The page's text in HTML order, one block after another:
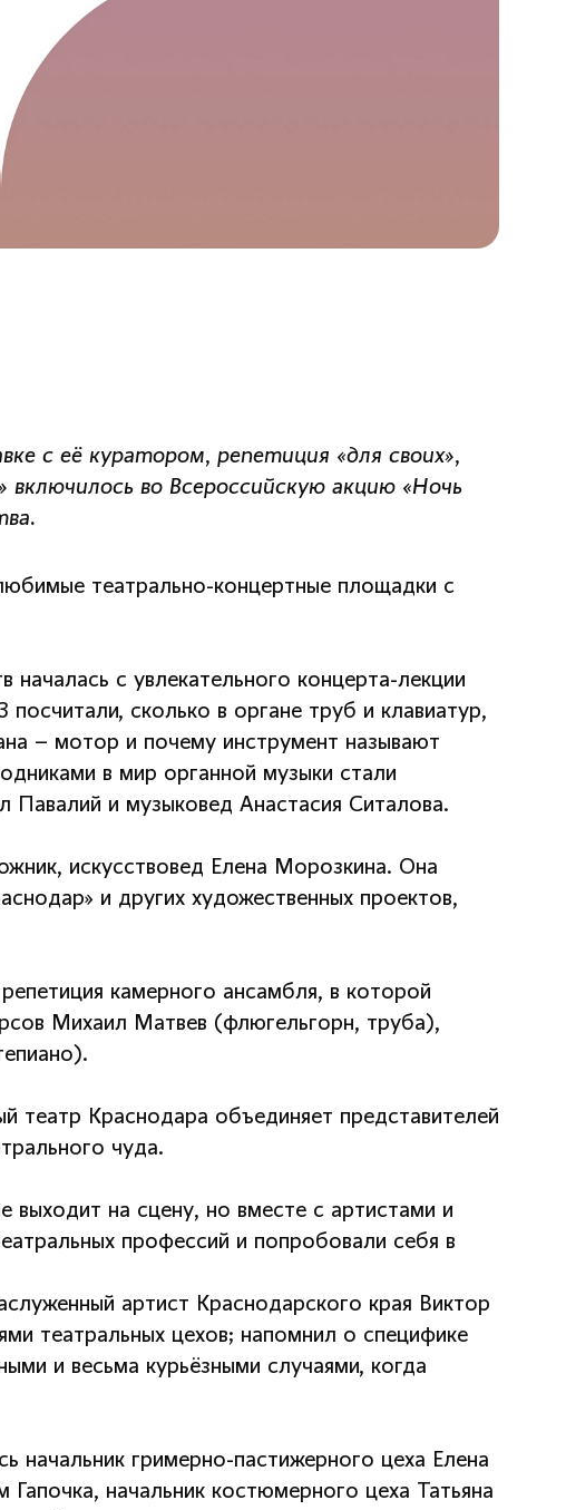
с её куратором, репетиция «для своих»,
во Всероссийскую акцию «Ночь
театрально-концертные площадки с
с увлекательного концерта-лекции
сколько в органе труб и клавиатур,
– мотор и почему инструмент называют
в мир органной музыки стали
Павалий и музыковед Анастасия Ситалова.
искусствовед Елена Морозкина. Она
и других художественных проектов,
камерного ансамбля, в которой
Михаил Матвев (флюгельгорн, труба),
Краснодара объединяет представителей
чуда.
выходит на сцену, но вместе с артистами и
профессий и попробовали себя в
артист Краснодарского края Виктор
театральных цехов; напомнил о специфике
и весьма курьёзными случаями, когда
начальник гримерно-пастижерного цеха Елена
начальник костюмерного цеха Татьяна